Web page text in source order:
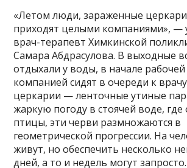
«Летом люди, зараженные
приходят целыми компаниями», —
врач-терапевт Химкинской
Самара Абдрасулова. В выходные
отдыхали у воды, в начале
компанией сидят в очереди к
церкарии — ленточные утиные
жаркую погоду в стоячей воде,
птицы, эти черви размножаются в
геометрической прогрессии. На
живут, но обеспечить несколько
дней, а то и недель могут